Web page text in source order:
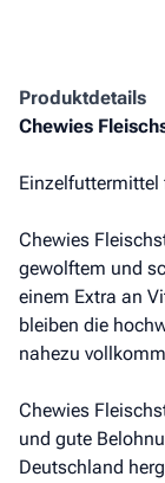
Produkt­details
Chewies
Einzelfuttermittel
Chewies
gewolftem und
einem Extra an
bleiben die
nahezu
Chewies
und gute
Deutschland